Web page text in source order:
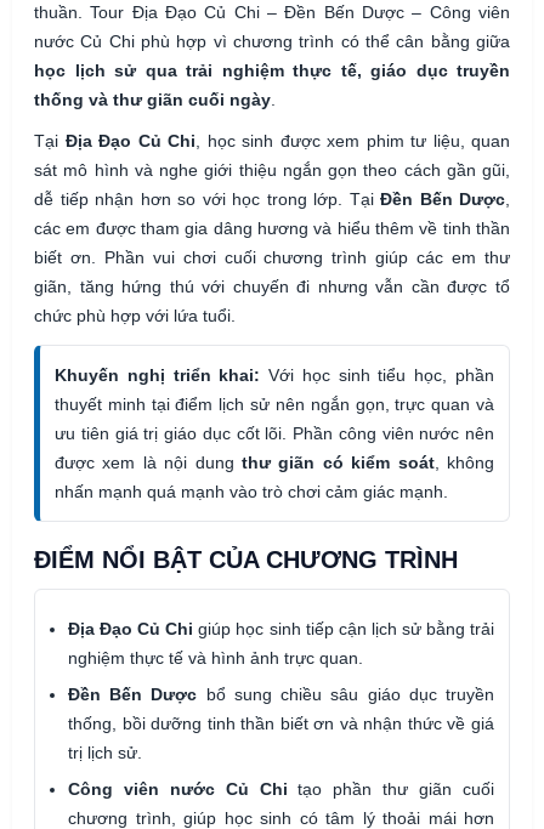
thuần. Tour Địa Đạo Củ Chi – Đền Bến Dược – Công viên
nước Củ Chi phù hợp vì chương trình có thể cân bằng giữa
học lịch sử qua trải nghiệm thực tế, giáo dục truyền
thống và thư giãn cuối ngày
Tại Địa Đạo Củ Chi , học sinh được xem phim tư liệu, quan
sát mô hình và nghe giới thiệu ngắn gọn theo cách gần gũi,
dễ tiếp nhận hơn so với học trong lớp. Tại Đền Bến Dược
các em được tham gia dâng hương và hiểu thêm về tinh thần
biết ơn. Phần vui chơi cuối chương trình giúp các em thư
giãn, tăng hứng thú với chuyến đi nhưng vẫn cần được tổ
chức phù hợp với lứa tuổi.
Khuyến nghị triển khai: Với học sinh tiểu học, phần
thuyết minh tại điểm lịch sử nên ngắn gọn, trực quan và
ưu tiên giá trị giáo dục cốt lõi. Phần công viên nước nên
được xem là nội dung thư giãn có kiểm soát, không
nhấn mạnh quá mạnh vào trò chơi cảm giác mạnh.
ĐIỂM NỔI BẬT CỦA CHƯƠNG TRÌNH
Địa Đạo Củ Chi giúp học sinh tiếp cận lịch sử bằng trải
nghiệm thực tế và hình ảnh trực quan.
Đền Bến Dược bổ sung chiều sâu giáo dục truyền
thống, bồi dưỡng tinh thần biết ơn và nhận thức về giá
trị lịch sử.
Công viên nước Củ Chi tạo phần thư giãn cuối
chương trình, giúp học sinh có tâm lý thoải mái hơn